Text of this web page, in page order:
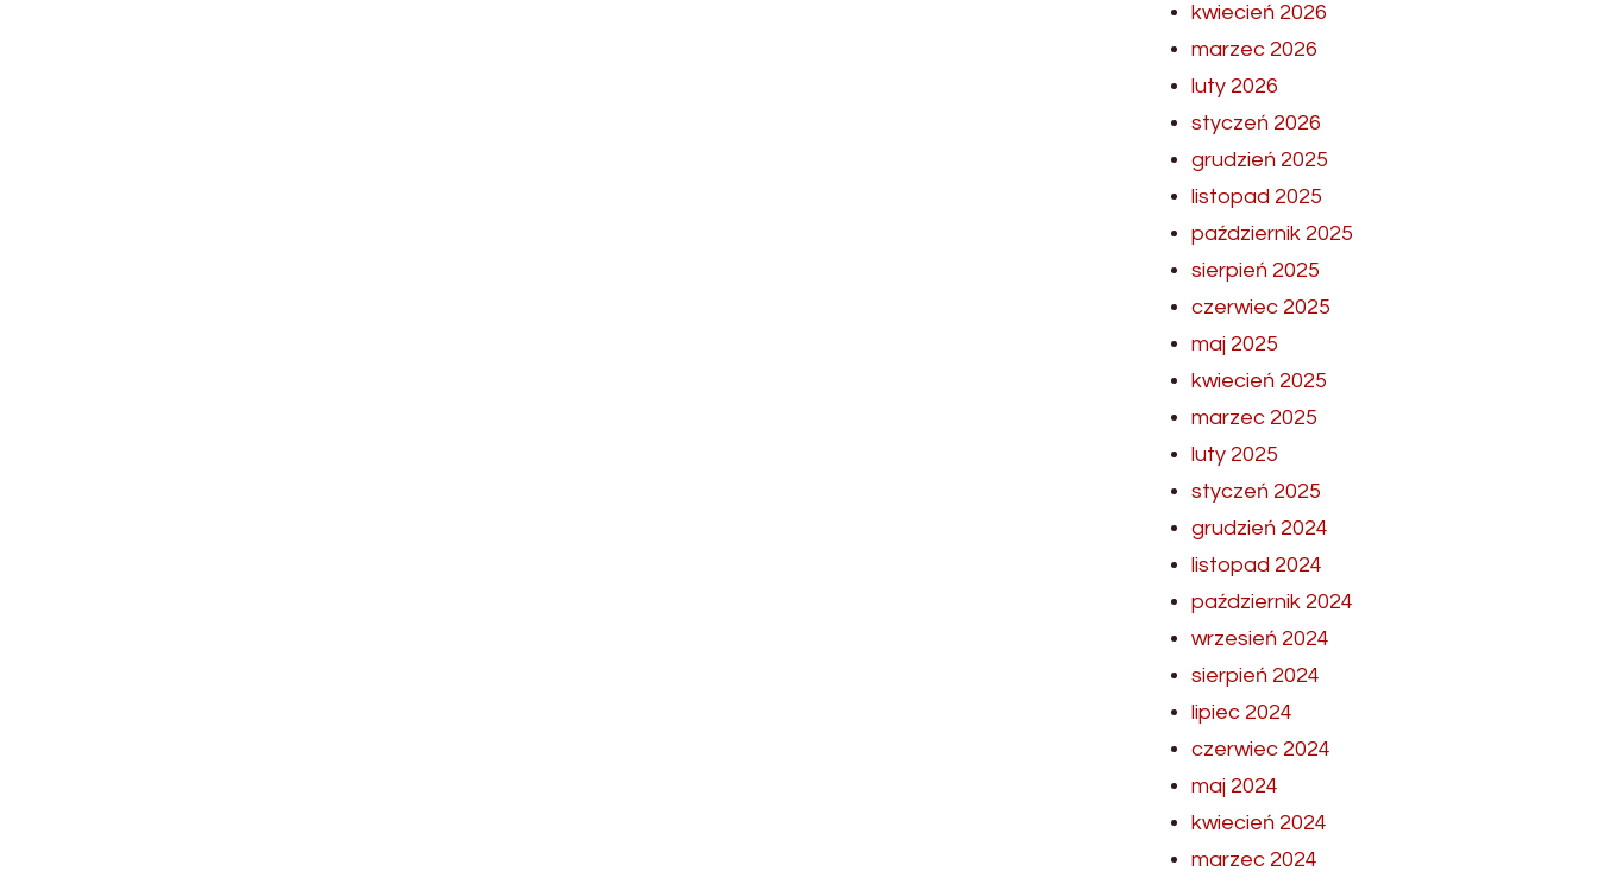
kwiecień 2026
marzec 2026
luty 2026
styczeń 2026
grudzień 2025
listopad 2025
październik 2025
sierpień 2025
czerwiec 2025
maj 2025
kwiecień 2025
marzec 2025
luty 2025
styczeń 2025
grudzień 2024
listopad 2024
październik 2024
wrzesień 2024
sierpień 2024
lipiec 2024
czerwiec 2024
maj 2024
kwiecień 2024
marzec 2024